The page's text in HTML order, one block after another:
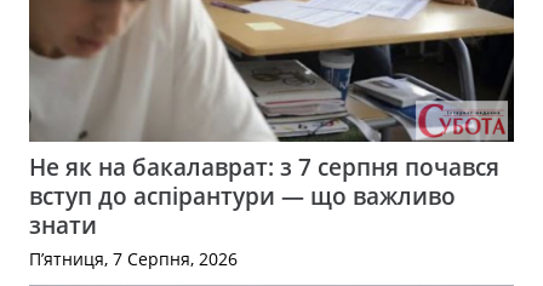
Не як на бакалаврат: з 7 серпня почався
вступ до аспірантури — що важливо
знати
П’ятниця, 7 Серпня, 2026